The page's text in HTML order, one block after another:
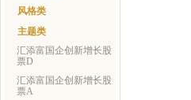
风格类
主题类
汇添富国企创新增长股
票D
汇添富国企创新增长股
票A